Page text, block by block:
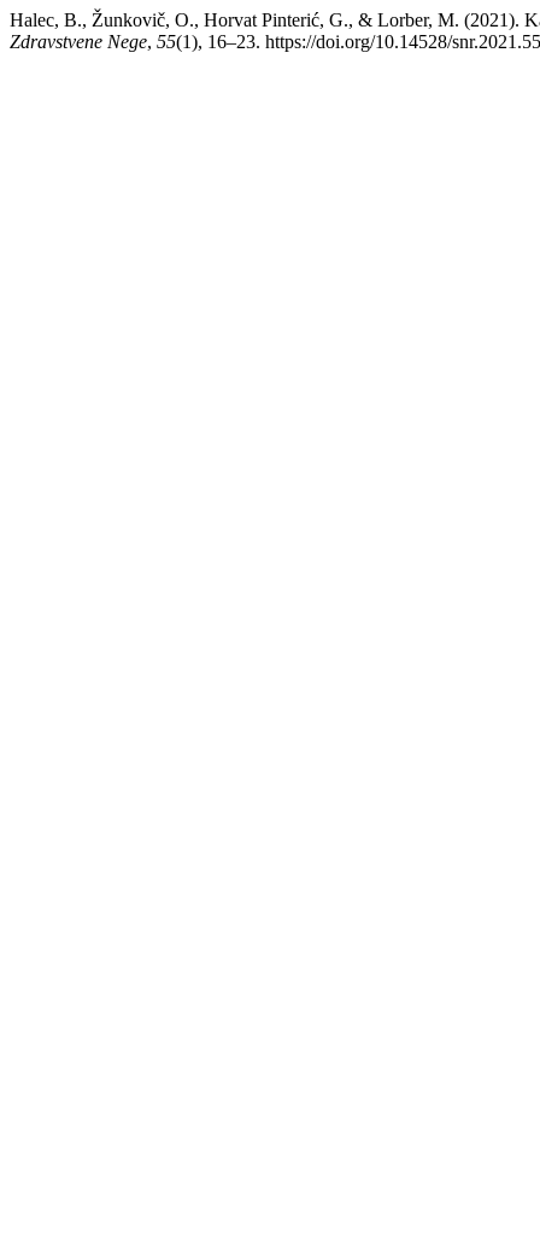
Halec, B., Žunkovič, O., Horvat Pinterić, G., & Lorber, M. (2021).
Zdravstvene Nege, 55(1), 16–23. https://doi.org/10.14528/